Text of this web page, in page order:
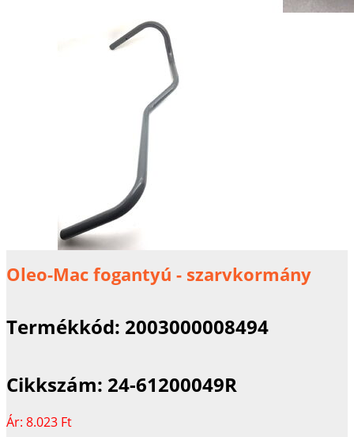
Oleo-Mac fogantyú - szarvkormány
Termékkód: 2003000008494
Cikkszám: 24-61200049R
Ár: 8.023 Ft